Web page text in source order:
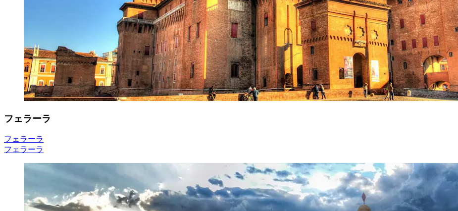
フェラーラ
フェラーラ
フェラーラ